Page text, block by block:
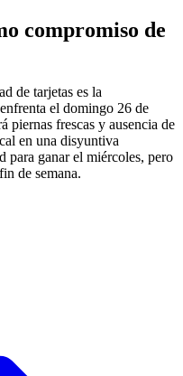
compromiso de
de tarjetas es la
el domingo 26 de
piernas frescas y ausencia de
en una disyuntiva
para ganar el miércoles, pero
de semana.